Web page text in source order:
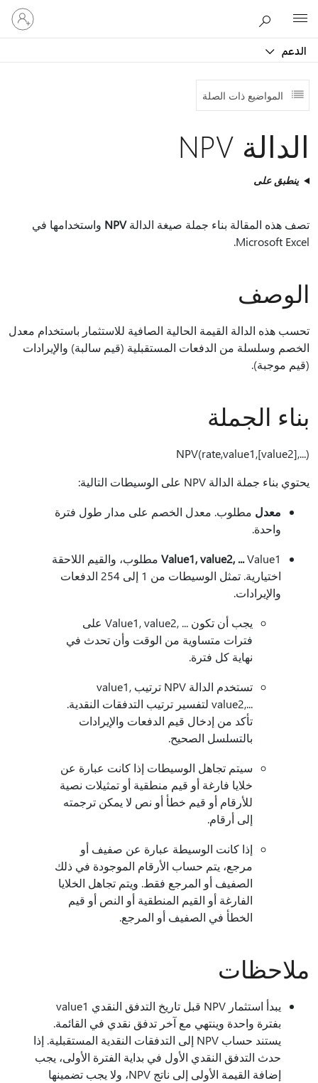
الدعم
تسجيل
الدخول
إلى
المواضيع ذات الصلة
الدالة NPV
ينطبق على
تصف هذه المقالة بناء جملة صيغة الدالةNPV واستخدامها في
Microsoft Excel.
الوصف
تحسب هذه الدالة القيمة الحالية الصافية للاستثمار باستخدام معدل
الخصم وسلسلة من الدفعات المستقبلية (قيم سالبة) والإيرادات
(قيم موجبة).
بناء الجملة
NPV(rate,value1,[value2],...)‎
يحتوي بناء جملة الدالة NPV على الوسيطات التالية:
معدل مطلوب. معدل الخصم على مدار طول فترة
واحدة.
Value1, value2, ... Value1 مطلوب، والقيم اللاحقة
اختيارية. تمثل الوسيطات من 1 إلى 254 الدفعات
والإيرادات.
يجب أن تكون Value1, value2, ...‎ على
فترات متساوية من الوقت وأن تحدث في
نهاية كل فترة.
تستخدم الدالة NPV ترتيب value1,
value2,...‎ لتفسير ترتيب التدفقات النقدية.
تأكد من إدخال قيم الدفعات والإيرادات
بالتسلسل الصحيح.
سيتم تجاهل الوسيطات إذا كانت عبارة عن
خلايا فارغة أو قيم منطقية أو تمثيلات نصية
للأرقام أو قيم خطأ أو نص لا يمكن ترجمته
إلى أرقام.
إذا كانت الوسيطة عبارة عن صفيف أو
مرجع، يتم حساب الأرقام الموجودة في ذلك
الصفيف أو المرجع فقط. ويتم تجاهل الخلايا
الفارغة أو القيم المنطقية أو النص أو قيم
الخطأ في الصفيف أو المرجع.
ملاحظات
يبدأ استثمار NPV قبل تاريخ التدفق النقدي value1
بفترة واحدة وينتهي مع آخر تدفق نقدي في القائمة.
يستند حساب NPV إلى التدفقات النقدية المستقبلية. إذا
حدث التدفق النقدي الأول في بداية الفترة الأولى، يجب
إضافة القيمة الأولى إلى ناتج NPV، ولا يجب تضمينها